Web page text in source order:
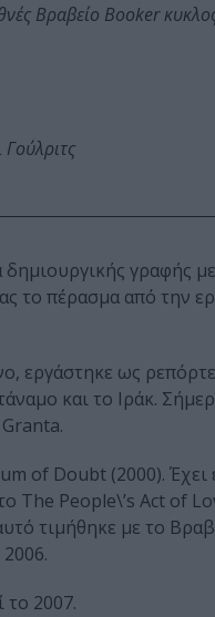
Βραβείο Booker
γραφής
το πέρασμα από την
εργάστηκε ως
και το Ιράκ.
of Doubt (2000). Έχει
The People\’s Act of
τιμήθηκε με τo
το 2007.